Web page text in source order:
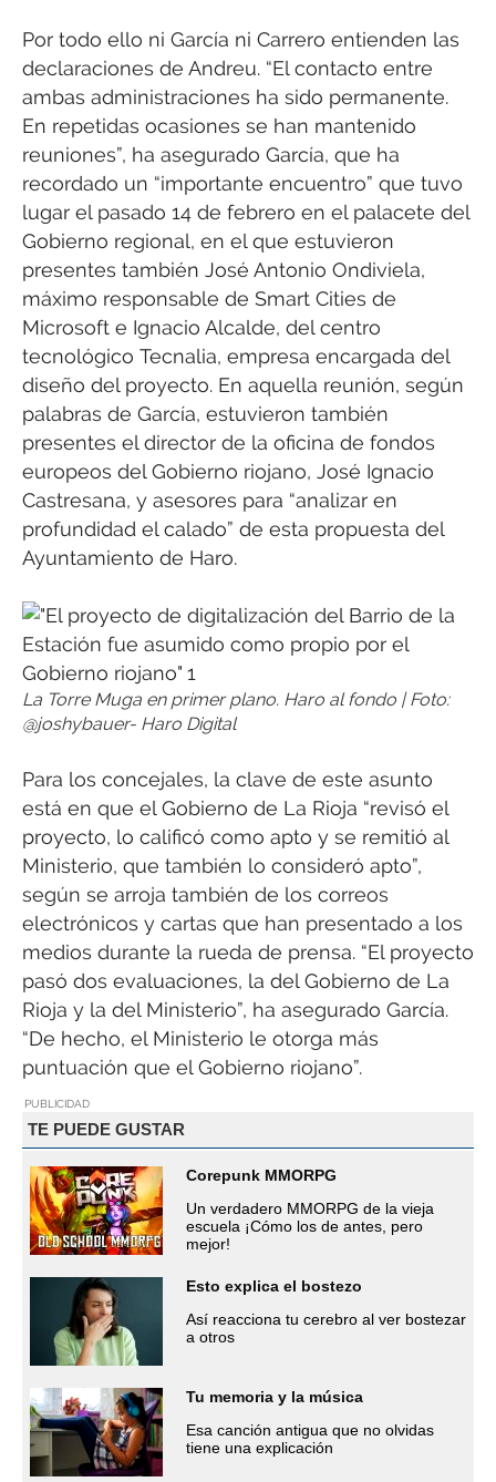
Por todo ello ni García ni Carrero entienden las
declaraciones de Andreu. “El contacto entre
ambas administraciones ha sido permanente.
En repetidas ocasiones se han mantenido
reuniones”, ha asegurado García, que ha
recordado un “importante encuentro” que tuvo
lugar el pasado 14 de febrero en el palacete del
Gobierno regional, en el que estuvieron
presentes también José Antonio Ondiviela,
máximo responsable de Smart Cities de
Microsoft e Ignacio Alcalde, del centro
tecnológico Tecnalia, empresa encargada del
diseño del proyecto. En aquella reunión, según
palabras de García, estuvieron también
presentes el director de la oficina de fondos
europeos del Gobierno riojano, José Ignacio
Castresana, y asesores para “analizar en
profundidad el calado” de esta propuesta del
Ayuntamiento de Haro.
La Torre Muga en primer plano. Haro al fondo | Foto:
@joshybauer- Haro Digital
Para los concejales, la clave de este asunto
está en que el Gobierno de La Rioja “revisó el
proyecto, lo calificó como apto y se remitió al
Ministerio, que también lo consideró apto”,
según se arroja también de los correos
electrónicos y cartas que han presentado a los
medios durante la rueda de prensa. “El proyecto
pasó dos evaluaciones, la del Gobierno de La
Rioja y la del Ministerio”, ha asegurado García.
“De hecho, el Ministerio le otorga más
puntuación que el Gobierno riojano”.
PUBLICIDAD
TE PUEDE GUSTAR
Corepunk MMORPG
Un verdadero MMORPG de la vieja
escuela ¡Cómo los de antes, pero
mejor!
Esto explica el bostezo
Así reacciona tu cerebro al ver bostezar
a otros
Tu memoria y la música
Esa canción antigua que no olvidas
tiene una explicación